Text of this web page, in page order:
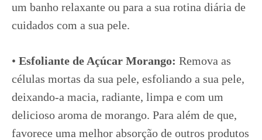
um banho relaxante ou para a sua rotina diária de
cuidados com a sua pele.
• Esfoliante de Açúcar Morango: Remova as
células mortas da sua pele, esfoliando a sua pele,
deixando-a macia, radiante, limpa e com um
delicioso aroma de morango. Para além de que,
favorece uma melhor absorção de outros produtos